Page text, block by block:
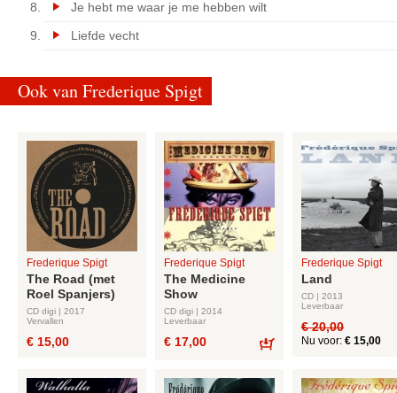
Je hebt me waar je me hebben wilt
Liefde vecht
Ook van Frederique Spigt
Frederique Spigt
The Road (met
Roel Spanjers)
CD digi | 2017
Vervallen
€ 15,00
Frederique Spigt
The Medicine
Show
CD digi | 2014
Leverbaar
€ 17,00
Frederique Spigt
Land
CD | 2013
Leverbaar
€ 20,00
Nu voor: € 15,00